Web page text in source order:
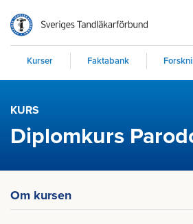
Kurser Faktabank
KURS
Diplomkurs
Om kursen